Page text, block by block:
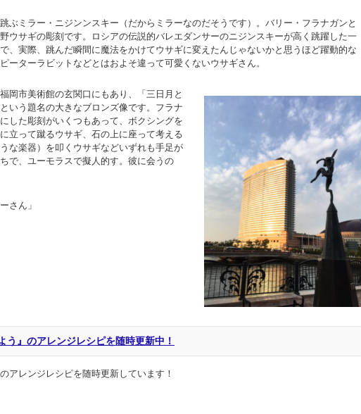
ぶミラー・ニジンンスキー（だからミラーなのだそうです）。バリー・フラナガンと
ウサギの彫刻です。ロシアの伝説的バレエダンサーのニジンスキーが高く跳躍した一
、実際、跳んだ瞬間に魔法をかけてウサギに変えたんじゃないかと思うほど躍動的な
ーターラビットなどとはおよそ違って可愛くないウサギさん。
岡市美術館の玄関口にもあり、「三日月と
いう題名の大きなブロンズ像です。フラナ
した彫刻がいくつもあって、ボクシングを
立って蹴るウサギ、石の上に座って考える
な楽器）を叩くウサギなどいずれも手足が
で、ユーモラスで擬人的す。彼に会うの
さん」
う』のアレンジレシピを随時更新中！
アレンジレシピを随時更新しています！